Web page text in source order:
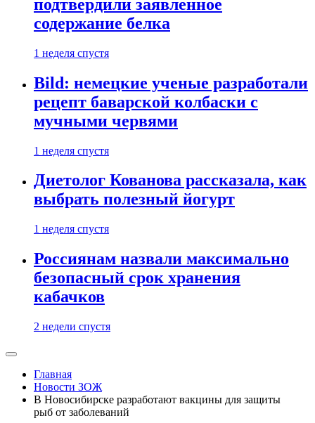
подтвердили заявленное
содержание белка
1 неделя спустя
Bild: немецкие ученые разработали
рецепт баварской колбаски с
мучными червями
1 неделя спустя
Диетолог Кованова рассказала, как
выбрать полезный йогурт
1 неделя спустя
Россиянам назвали максимально
безопасный срок хранения
кабачков
2 недели спустя
Главная
Новости ЗОЖ
В Новосибирске разработают вакцины для защиты
рыб от заболеваний